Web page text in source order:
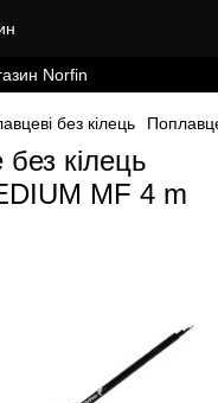
Norfin
без кілець
кілець
MF 4 m